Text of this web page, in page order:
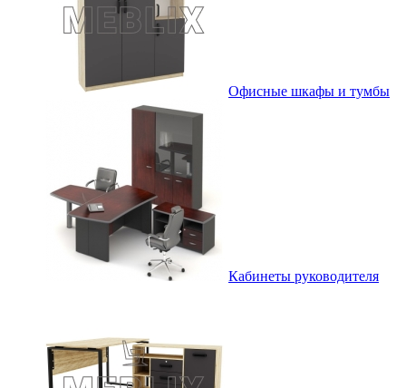
Офисные шкафы и тумбы
Кабинеты руководителя